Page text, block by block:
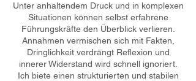
Unter anhaltendem Druck und in komplexen
Situationen können selbst erfahrene
Führungskräfte den Überblick verlieren.
Annahmen vermischen sich mit Fakten,
Dringlichkeit verdrängt Reflexion und
innerer Widerstand wird schnell ignoriert.
Ich biete einen strukturierten und stabilen